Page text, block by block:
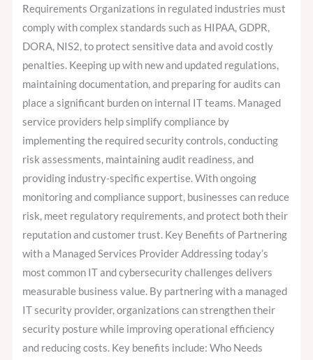
Requirements Organizations in regulated industries must
comply with complex standards such as HIPAA, GDPR,
DORA, NIS2, to protect sensitive data and avoid costly
penalties. Keeping up with new and updated regulations,
maintaining documentation, and preparing for audits can
place a significant burden on internal IT teams. Managed
service providers help simplify compliance by
implementing the required security controls, conducting
risk assessments, maintaining audit readiness, and
providing industry-specific expertise. With ongoing
monitoring and compliance support, businesses can reduce
risk, meet regulatory requirements, and protect both their
reputation and customer trust. Key Benefits of Partnering
with a Managed Services Provider Addressing today’s
most common IT and cybersecurity challenges delivers
measurable business value. By partnering with a managed
IT security provider, organizations can strengthen their
security posture while improving operational efficiency
and reducing costs. Key benefits include: Who Needs